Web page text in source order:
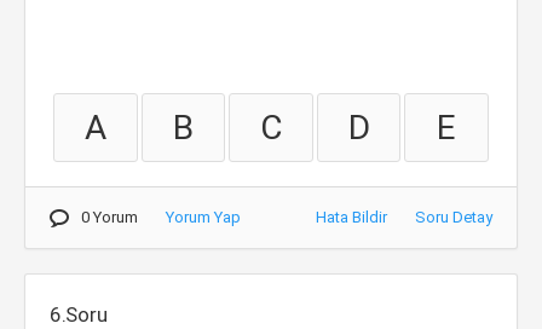
A B C D E
0 Yorum Yorum Yap Hata Bildir Soru Detay
6.Soru